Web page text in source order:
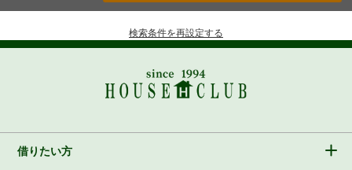
検索条件を再設定する
借りたい方